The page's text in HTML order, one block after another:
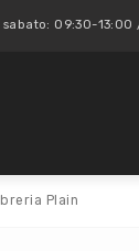
09:30-13:00
Plain